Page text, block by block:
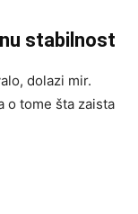
stabilnost
dolazi mir.
o tome šta zaista